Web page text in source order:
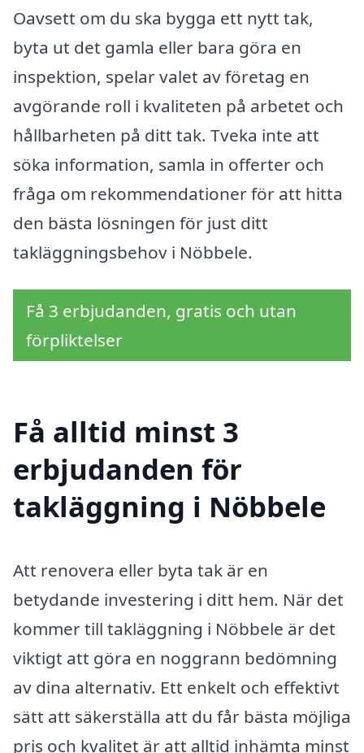
Oavsett om du ska bygga ett nytt tak,
byta ut det gamla eller bara göra en
inspektion, spelar valet av företag en
avgörande roll i kvaliteten på arbetet och
hållbarheten på ditt tak. Tveka inte att
söka information, samla in offerter och
fråga om rekommendationer för att hitta
den bästa lösningen för just ditt
takläggningsbehov i Nöbbele.
Få 3 erbjudanden, gratis och utan
förpliktelser
Få alltid minst 3
erbjudanden för
takläggning i Nöbbele
Att renovera eller byta tak är en
betydande investering i ditt hem. När det
kommer till takläggning i Nöbbele är det
viktigt att göra en noggrann bedömning
av dina alternativ. Ett enkelt och effektivt
sätt att säkerställa att du får bästa möjliga
pris och kvalitet är att alltid inhämta minst